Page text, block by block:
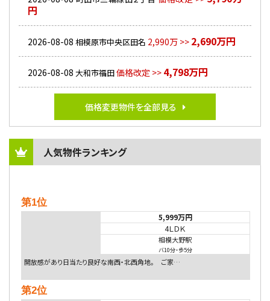
円
2026-08-08 相模原市中央区田名 2,990万 >> 2,690万円
2026-08-08 大和市福田価格改定 >> 4,798万円
価格変更物件を全部見る
人気物件ランキング
第1位
5,999万円
4ＬＤＫ
相模大野駅
バ10分・歩5分
開放感があり日当たり良好な南西・北西角地。 ご家…
第2位